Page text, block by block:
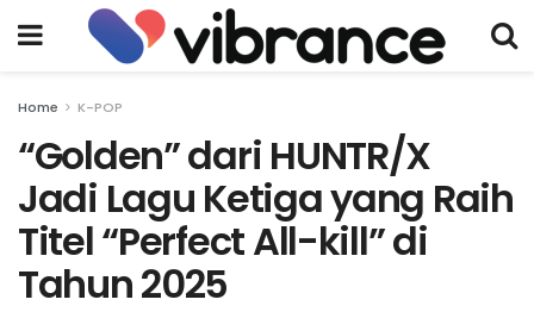
Home K-POP
“Golden” dari HUNTR/X
Jadi Lagu Ketiga yang Raih
Titel “Perfect All-kill” di
Tahun 2025